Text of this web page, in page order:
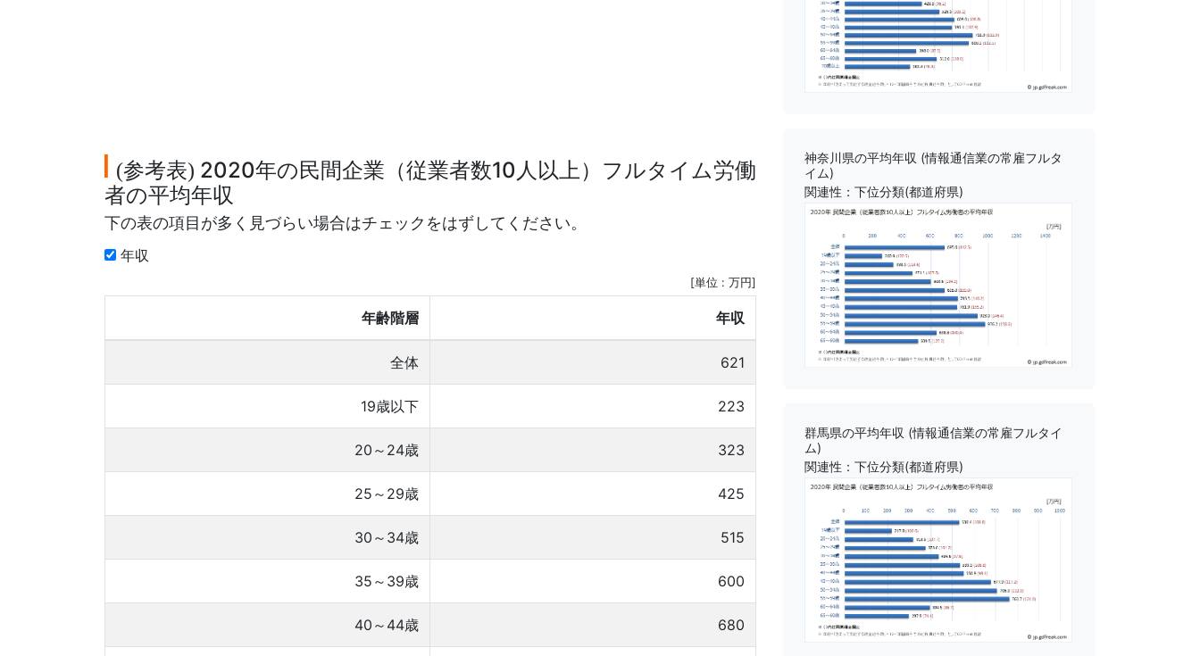
(参考表) 2020年の民間企業（従業者数10人以上）フルタイム労働
者の平均年収
下の表の項目が多く見づらい場合はチェックをはずしてください。
年収
[単位 : 万円]
年齢階層 年収
全体 621
19歳以下 223
20～24歳 323
25～29歳 425
30～34歳 515
35～39歳 600
40～44歳 680
神奈川県の平均年収 (情報通信業の常雇フルタ
イム)
関連性：下位分類(都道府県)
群馬県の平均年収 (情報通信業の常雇フルタイ
ム)
関連性：下位分類(都道府県)